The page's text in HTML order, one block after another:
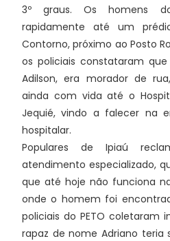
3º graus. Os homens
rapidamente até um
Contorno, próximo ao Posto
os policiais constataram
Adilson, era morador de
ainda com vida até o
Jequié, vindo a falecer na
hospitalar.
Populares de Ipiaú
atendimento especializado,
que até hoje não funciona
onde o homem foi
policiais do PETO coletaram
rapaz de nome Adriano teria